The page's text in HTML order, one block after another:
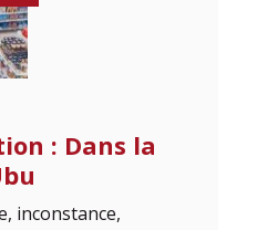
: Dans la
inconstance,